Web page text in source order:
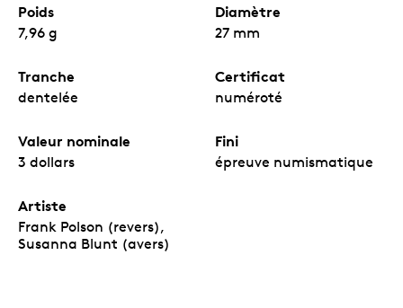
Poids
7,96 g
Diamètre
27 mm
Tranche
dentelée
Certificat
numéroté
Valeur nominale
3 dollars
Fini
épreuve numismatique
Artiste
Frank Polson (revers),
Susanna Blunt (avers)